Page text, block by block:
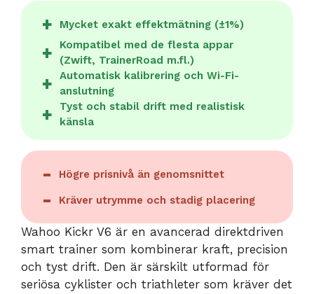
Mycket exakt effektmätning (±1%)
Kompatibel med de flesta appar
(Zwift, TrainerRoad m.fl.)
Automatisk kalibrering och Wi-Fi-
anslutning
Tyst och stabil drift med realistisk
känsla
Högre prisnivå än genomsnittet
Kräver utrymme och stadig placering
Wahoo Kickr V6 är en avancerad direktdriven
smart trainer som kombinerar kraft, precision
och tyst drift. Den är särskilt utformad för
seriösa cyklister och triathleter som kräver det